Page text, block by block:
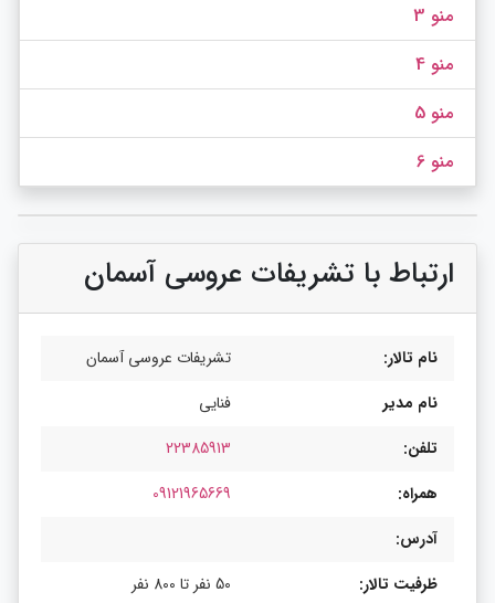
منو 3
منو 4
منو 5
منو 6
ارتباط با تشریفات عروسی آسمان
نام تالار:
تشریفات عروسی آسمان
نام مدیر
فنایی
تلفن:
22385913
همراه:
09121965669
آدرس:
ظرفیت تالار:
50 نفر تا 800 نفر